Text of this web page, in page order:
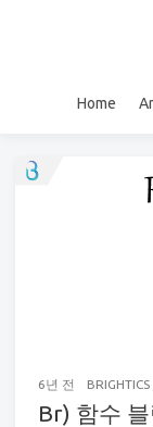
Home
6년 전 BRIGHTICS
Br) 함수